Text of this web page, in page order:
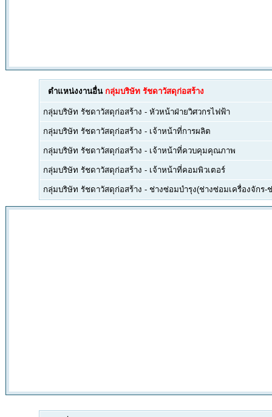
ตำแหน่งงานอื่น กลุ่มบริษัท รัชดาวัสดุก่อสร้าง
กลุ่มบริษัท รัชดาวัสดุก่อสร้าง - หัวหน้าฝ่ายวิศวกรไฟฟ้า
กลุ่มบริษัท รัชดาวัสดุก่อสร้าง - เจ้าหน้าที่การผลิต
กลุ่มบริษัท รัชดาวัสดุก่อสร้าง - เจ้าหน้าที่ควบคุมคุณภาพ
กลุ่มบริษัท รัชดาวัสดุก่อสร้าง - เจ้าหน้าที่คอมพิวเตอร์
กลุ่มบริษัท รัชดาวัสดุก่อสร้าง - ช่างซ่อมบำรุง(ช่างซ่อมเครื่องจักร-